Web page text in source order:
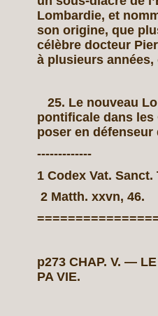
Lombardie, et
son origine, que
célèbre docteur
à plusieurs années,
25. Le nouveau
pontificale dans les
poser en défenseur
-------------
1 Codex Vat.
2 Matth. xxvn, 46.
p273 CHAP. V. —
PA VIE.